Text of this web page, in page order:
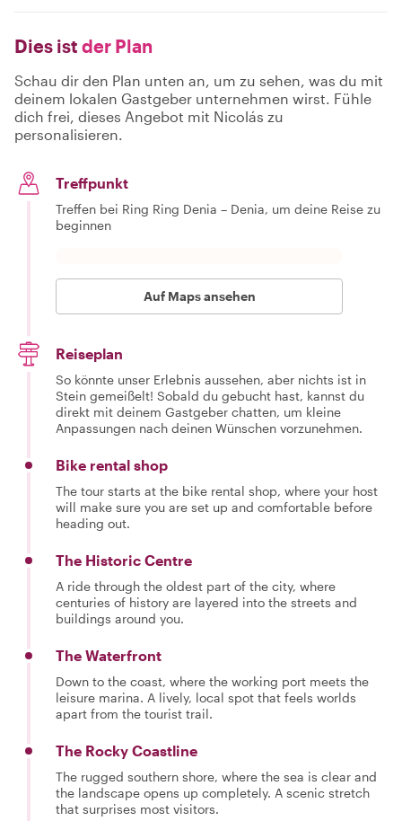
Dies ist der Plan
Schau dir den Plan unten an, um zu sehen, was du mit
deinem lokalen Gastgeber unternehmen wirst. Fühle
dich frei, dieses Angebot mit Nicolás zu
personalisieren.
Treffpunkt
Treffen bei Ring Ring Denia – Denia, um deine Reise zu
beginnen
Auf Maps ansehen
Reiseplan
So könnte unser Erlebnis aussehen, aber nichts ist in
Stein gemeißelt! Sobald du gebucht hast, kannst du
direkt mit deinem Gastgeber chatten, um kleine
Anpassungen nach deinen Wünschen vorzunehmen.
Bike rental shop
The tour starts at the bike rental shop, where your host
will make sure you are set up and comfortable before
heading out.
The Historic Centre
A ride through the oldest part of the city, where
centuries of history are layered into the streets and
buildings around you.
The Waterfront
Down to the coast, where the working port meets the
leisure marina. A lively, local spot that feels worlds
apart from the tourist trail.
The Rocky Coastline
The rugged southern shore, where the sea is clear and
the landscape opens up completely. A scenic stretch
that surprises most visitors.